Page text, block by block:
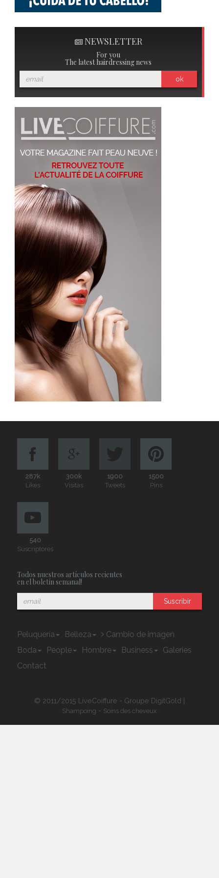
NEWSLETTER
For you
The latest hairdressing news
ok
287k
Likes
300k
Visitas
1900
Tweets
1500
Pins
540
Suscriptores
Todos nuestros artículos recientes
en el boletín semanal!
Suscribir
Peluquería Belleza
Cambio de imagen
Boda
People Hombre Business
Galeries
Contact
© 2011/2015 LiveCoiffure - Groupe DigitGold |
Shampoing - Soins des cheveux